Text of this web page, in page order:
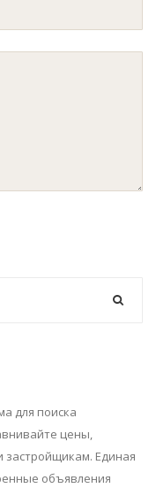
для поиска
цены,
застройщикам. Единая
объявления